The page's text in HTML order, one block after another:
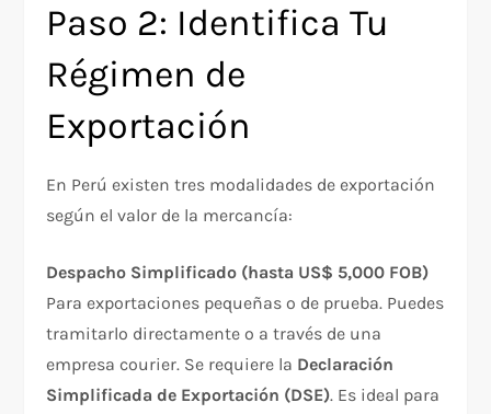
Paso 2: Identifica Tu
Régimen de
Exportación
En Perú existen tres modalidades de exportación
según el valor de la mercancía:
Despacho Simplificado (hasta US$ 5,000 FOB)
Para exportaciones pequeñas o de prueba. Puedes
tramitarlo directamente o a través de una
empresa courier. Se requiere la Declaración
Simplificada de Exportación (DSE). Es ideal para